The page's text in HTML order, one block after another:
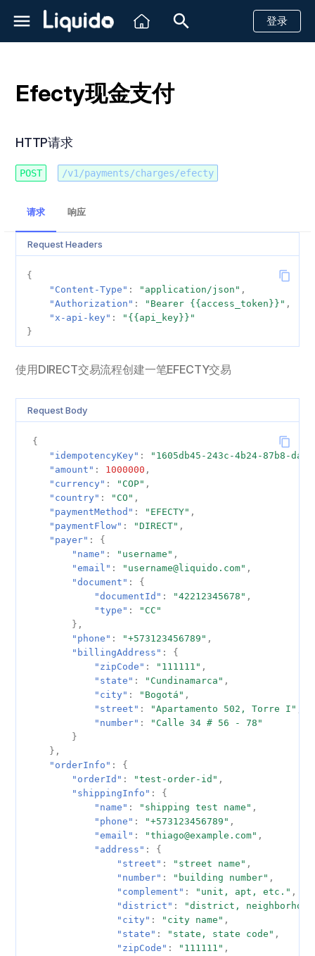
初
化
登录
简介
到账时间
沙箱测试 回调消息
墨西哥
回调消息
哥伦比亚
回调消息
回调消息
秘鲁
回调消息
创建一个支付请求
Boleto
PayPal
退款
取消未完成的支付
查询退款状态
创建一个支付请求
现金支付
退款
查询支付状态
取消未完成的支付
创建一个支付请求
重定向支付
预授权与结算
分期付款
拒付
单次支付
重复支付
取消重复支付
HTTP请求
使用DIRECT交易流程创建
一笔EFECTY交易
使用REDIRECT交易流程创
通知 / 回调
HTTP Headers 字段说明
创建一个带风控信息的支付
Payer 对象字段说明
BillingAddress 对象字段说明
Document 对象字段说明
OrderInfo 对象字段说明
ShippingInfo 对象字段说明
ShippingAddress 对象字段
merchantRedirectInfo 对象
Response Body 字段说明
TransferDetails 对象字段说
EFECTY TransferDetails 对
Notification 事件类型
创建一个支付请求
Khipu
Hites
现金支付
退款
查询支付状态
创建一个支付请求
银行转账
退款
查询支付状态
创建一个支付请求
退款
查询支付状态
创建一个支付请求
退款
查询支付状态
创建一个支付请求
退款
查询支付状态
创建一个支付请求
退款
查询支付状态
创建一个支付请求
退款
查询支付状态
创建一个支付请求
退款
查询支付状态
创建一个支付请求
退款
查询支付状态
创建一个支付请求
退款
查询支付状态
创建一个支付请求
退款
查询支付状态
创建一个支付请求
退款
查询支付状态
创建一个支付请求
退款
查询支付状态
创建一个支付请求
退款
查询支付状态
计划ID
查询单个计划
查询所有计划
创建方案
查询单个方案
简介
创建虚拟账号
获取虚拟账号信息
简介
快速开始
参考文档
简介
API
退款
回调消息
仪表板
Shopify
Magento2
VTEX
简介
Http状态码
银行相关状态码
查看账户实时余额
查询账单数据
子商户 查询子商户流水
带风控信息的汇款
带风控信息的收款
简介
发送消息
恢复未支付款项
单条发送
客户支持
Efecty现金支付
HTTP请求
POST /v1/payments/charges/efecty
请求 响应
Request Headers
{
"Content-Type" : "application/json" ,
"Authorization" : "Bearer {{access_token}}" ,
"x-api-key" :
"{{api_key}}"
}
使用DIRECT交易流程创建一笔EFECTY交易
Request Body
{
"idempotencyKey" :
"1605db45-243c-4b24-87b8-
"amount" : 1000000 ,
"currency" : "COP" ,
"country" : "CO" ,
"paymentMethod" : "EFECTY" ,
"paymentFlow" : "DIRECT" ,
"payer" :
{
"name" : "username" ,
"email" : "username@liquido.com" ,
"document" :
{
"documentId" : "42212345678" ,
"type" :
"CC"
},
"phone" : "+573123456789" ,
"billingAddress" :
{
"zipCode" : "111111" ,
"state" : "Cundinamarca" ,
"city" : "Bogotá" ,
"street" : "Apartamento 502, Torre I"
"number" :
"Calle 34 # 56 - 78"
}
},
"orderInfo" :
{
"orderId" : "test-order-id" ,
"shippingInfo" :
{
"name" : "shipping test name" ,
"phone" : "+573123456789" ,
"email" : "thiago@example.com" ,
"address" :
{
"street" : "street name" ,
"number" : "building number" ,
"complement" : "unit, apt, etc." ,
"district" :
"district,
"city" : "city name" ,
"state" : "state, state code" ,
"zipCode" : "111111" ,